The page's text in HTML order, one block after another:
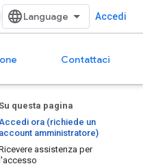
Accedi
Contattaci
Su questa pagina
ora (richiede un
account amministratore)
assistenza per
l'accesso